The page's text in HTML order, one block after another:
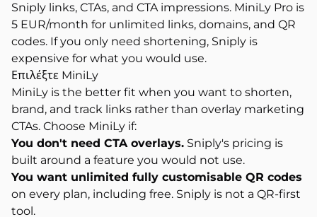
Sniply links, CTAs, and CTA impressions. MiniLy Pro is
5 EUR/month for unlimited links, domains, and QR
codes. If you only need shortening, Sniply is
expensive for what you would use.
Επιλέξτε MiniLy
MiniLy is the better fit when you want to shorten,
brand, and track links rather than overlay marketing
CTAs. Choose MiniLy if:
You don't need CTA overlays. Sniply's pricing is
built around a feature you would not use.
You want unlimited fully customisable QR codes
on every plan, including free. Sniply is not a QR-first
tool.